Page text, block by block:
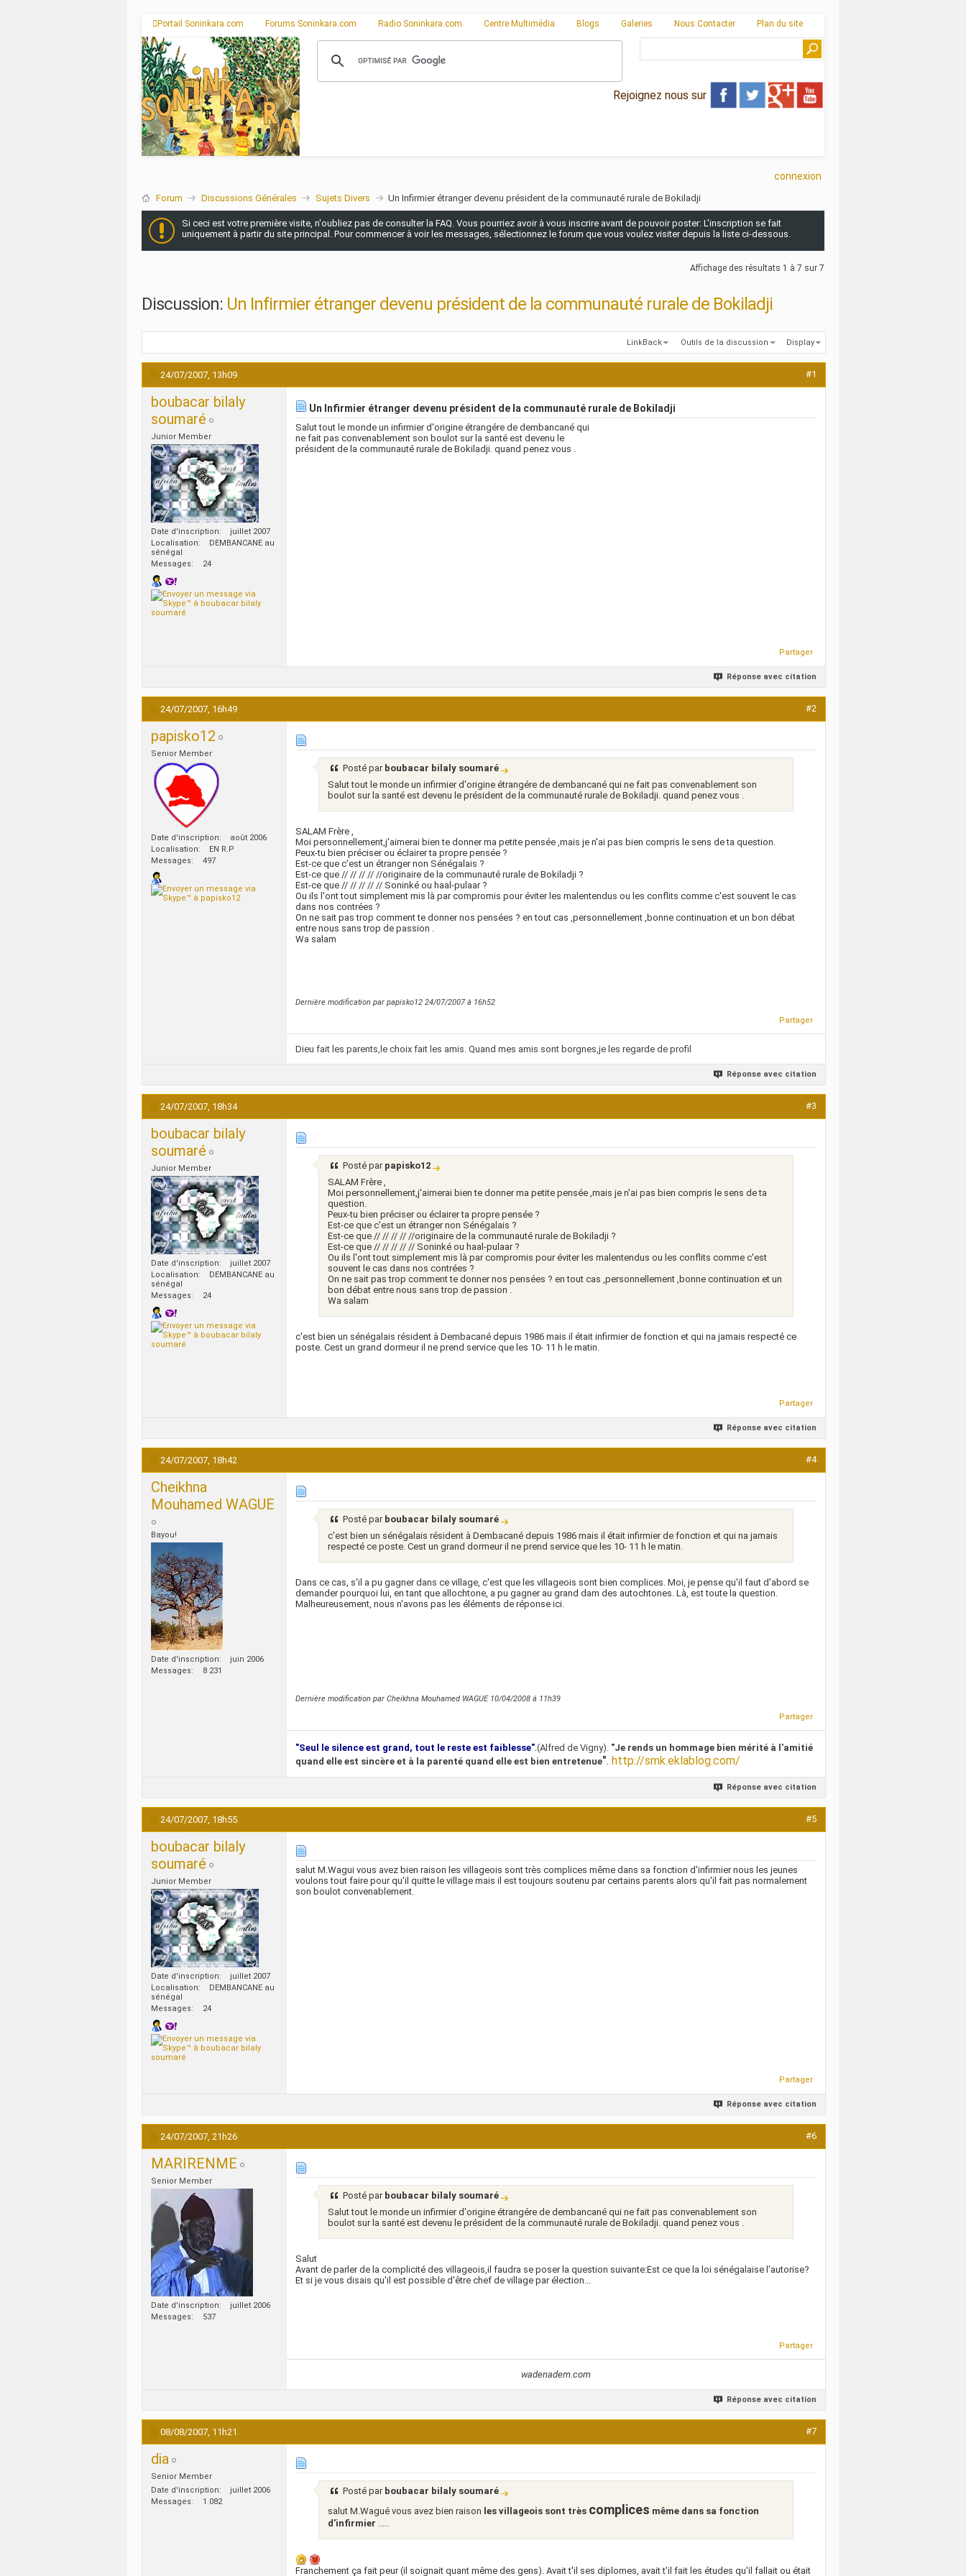
Portail Soninkara.com Forums Soninkara.com Radio Soninkara.com Centre Multimédia Blogs Galeries Nous Contacter Plan du site
Rejoignez nous sur
connexion
Forum Discussions Générales Sujets Divers Un Infirmier étranger devenu président de la communauté rurale de Bokiladji
Si ceci est votre première visite, n'oubliez pas de consulter la FAQ. Vous pourriez avoir à vous inscrire avant de pouvoir poster: L'inscription se fait
uniquement à partir du site principal. Pour commencer à voir les messages, sélectionnez le forum que vous voulez visiter depuis la liste ci-dessous.
Affichage des résultats 1 à 7 sur 7
Discussion: Un Infirmier étranger devenu président de la communauté rurale de Bokiladji
LinkBack Outils de la discussion Display
24/07/2007, 13h09 #1
boubacar bilaly
soumaré
Junior Member
Date d'inscription
juillet 2007
Localisation
DEMBANCANE au
sénégal
Messages
24
Un Infirmier étranger devenu président de la communauté rurale de Bokiladji
Salut tout le monde un infirmier d'origine étrangére de dembancané qui
ne fait pas convenablement son boulot sur la santé est devenu le
président de la communauté rurale de Bokiladji. quand penez vous .
Partager
Réponse avec citation
24/07/2007, 16h49 #2
papisko12
Senior Member
Date d'inscription
août 2006
Localisation
EN R.P
Messages
497
Posté par boubacar bilaly soumaré
Salut tout le monde un infirmier d'origine étrangére de dembancané qui ne fait pas convenablement son
boulot sur la santé est devenu le président de la communauté rurale de Bokiladji. quand penez vous .
SALAM Frère ,
Moi personnellement,j'aimerai bien te donner ma petite pensée ,mais je n'ai pas bien compris le sens de ta question.
Peux-tu bien préciser ou éclairer ta propre pensée ?
Est-ce que c'est un étranger non Sénégalais ?
Est-ce que // // // // //originaire de la communauté rurale de Bokiladji ?
Est-ce que // // // // // Soninké ou haal-pulaar ?
Ou ils l'ont tout simplement mis là par compromis pour éviter les malentendus ou les conflits comme c'est souvent le cas
dans nos contrées ?
On ne sait pas trop comment te donner nos pensées ? en tout cas ,personnellement ,bonne continuation et un bon débat
entre nous sans trop de passion .
Wa salam
Dernière modification par papisko12 24/07/2007 à 16h52
Partager
Dieu fait les parents,le choix fait les amis. Quand mes amis sont borgnes,je les regarde de profil
Réponse avec citation
24/07/2007, 18h34 #3
boubacar bilaly
soumaré
Junior Member
Date d'inscription
juillet 2007
Localisation
DEMBANCANE au
sénégal
Messages
24
Posté par papisko12
SALAM Frère ,
Moi personnellement,j'aimerai bien te donner ma petite pensée ,mais je n'ai pas bien compris le sens de ta
question.
Peux-tu bien préciser ou éclairer ta propre pensée ?
Est-ce que c'est un étranger non Sénégalais ?
Est-ce que // // // // //originaire de la communauté rurale de Bokiladji ?
Est-ce que // // // // // Soninké ou haal-pulaar ?
Ou ils l'ont tout simplement mis là par compromis pour éviter les malentendus ou les conflits comme c'est
souvent le cas dans nos contrées ?
On ne sait pas trop comment te donner nos pensées ? en tout cas ,personnellement ,bonne continuation et un
bon débat entre nous sans trop de passion .
Wa salam
c'est bien un sénégalais résident à Dembacané depuis 1986 mais il était infirmier de fonction et qui na jamais respecté ce
poste. Cest un grand dormeur il ne prend service que les 10- 11 h le matin.
Partager
Réponse avec citation
24/07/2007, 18h42 #4
Cheikhna
Mouhamed WAGUE
Bayou!
Date d'inscription
juin 2006
Messages
8 231
Posté par boubacar bilaly soumaré
c'est bien un sénégalais résident à Dembacané depuis 1986 mais il était infirmier de fonction et qui na jamais
respecté ce poste. Cest un grand dormeur il ne prend service que les 10- 11 h le matin.
Dans ce cas, s'il a pu gagner dans ce village, c'est que les villageois sont bien complices. Moi, je pense qu'il faut d'abord se
demander pourquoi lui, en tant que allochtone, a pu gagner au grand dam des autochtones. Là, est toute la question.
Malheureusement, nous n'avons pas les éléments de réponse ici.
Dernière modification par Cheikhna Mouhamed WAGUE 10/04/2008 à 11h39
Partager
"Seul le silence est grand, tout le reste est faiblesse".(Alfred de Vigny). "Je rends un hommage bien mérité à l'amitié
quand elle est sincère et à la parenté quand elle est bien entretenue". http://smk.eklablog.com/
Réponse avec citation
24/07/2007, 18h55 #5
boubacar bilaly
soumaré
Junior Member
Date d'inscription
juillet 2007
Localisation
DEMBANCANE au
sénégal
Messages
24
salut M.Wagui vous avez bien raison les villageois sont très complices même dans sa fonction d'infirmier nous les jeunes
voulons tout faire pour qu'il quitte le village mais il est toujours soutenu par certains parents alors qu'il fait pas normalement
son boulot convenablement.
Partager
Réponse avec citation
24/07/2007, 21h26 #6
MARIRENME
Senior Member
Date d'inscription
juillet 2006
Messages
537
Posté par boubacar bilaly soumaré
Salut tout le monde un infirmier d'origine étrangére de dembancané qui ne fait pas convenablement son
boulot sur la santé est devenu le président de la communauté rurale de Bokiladji. quand penez vous .
Salut
Avant de parler de la complicité des villageois,il faudra se poser la question suivante:Est ce que la loi sénégalaise l'autorise?
Et si je vous disais qu'il est possible d'être chef de village par élection...
Partager
wadenadem.com
Réponse avec citation
08/08/2007, 11h21 #7
dia
Senior Member
Date d'inscription
juillet 2006
Messages
1 082
Posté par boubacar bilaly soumaré
salut M.Wagué vous avez bien raison les villageois sont très complices même dans sa fonction
d'infirmier .....
Franchement ça fait peur (il soignait quant même des gens). Avait t'il ses diplomes, avait t'il fait les études qu'il fallait ou était